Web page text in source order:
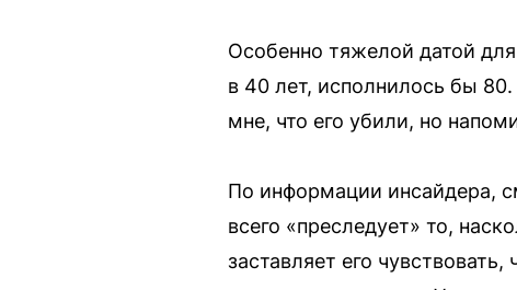
Особенно тяжелой датой
в 40 лет, исполнилось бы
мне, что его убили, но
По информации инсайдера,
всего «преследует» то,
заставляет его